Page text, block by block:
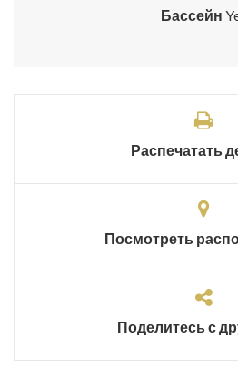
Бассейн
Распечатать
Посмотреть
Поделитесь с